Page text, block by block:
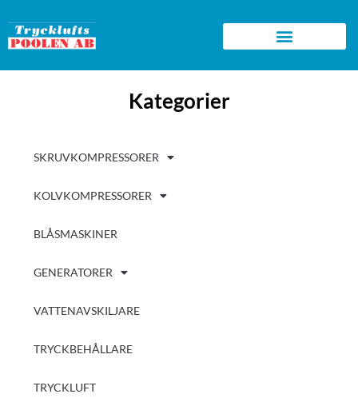
Kategorier
SKRUVKOMPRESSORER
KOLVKOMPRESSORER
BLÅSMASKINER
GENERATORER
VATTENAVSKILJARE
TRYCKBEHÅLLARE
TRYCKLUFT